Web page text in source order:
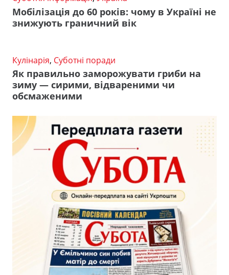
Мобілізація до 60 років: чому в Україні не
знижують граничний вік
Кулінарія, Суботні поради
Як правильно заморожувати гриби на
зиму — сирими, відвареними чи
обсмаженими